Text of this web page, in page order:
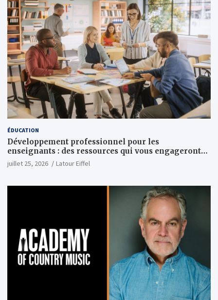
ÉDUCATION
Développement professionnel pour les
enseignants : des ressources qui vous engageront
vraiment
juillet 25, 2026 Latour Eiffel